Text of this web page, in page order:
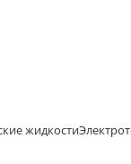
жидкости